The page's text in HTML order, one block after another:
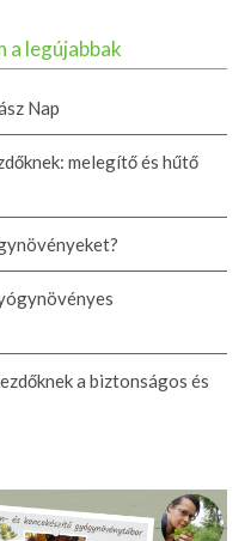
a legújabbak
Nap
melegítő és hűtő
a biztonságos és